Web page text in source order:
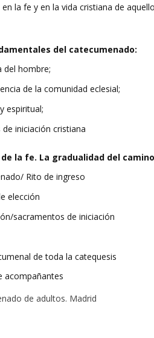
la fe y en la vida cristiana de
del catecumenado:
del hombre;
de la comunidad eclesial;
espiritual;
iniciación cristiana
la fe. La gradualidad del camino
Rito de ingreso
elección
sacramentos de iniciación
de toda la catequesis
acompañantes
de adultos. Madrid